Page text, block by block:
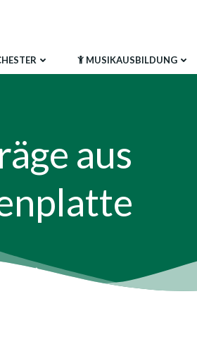
MUSIKAUSBILDUNG
aus